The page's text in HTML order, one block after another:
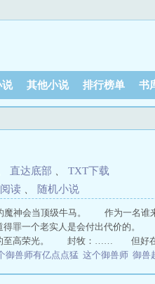
说 其他小说 排行榜单 书
直达底部
TXT下载
读 随机小说
的魔神会当顶级牛马。 作为一名谁
得罪一个老实人是会付出代价的
祭的至高荣光。 封牧：…… 但好
御兽师有亿点点猛 这个御兽师 御兽